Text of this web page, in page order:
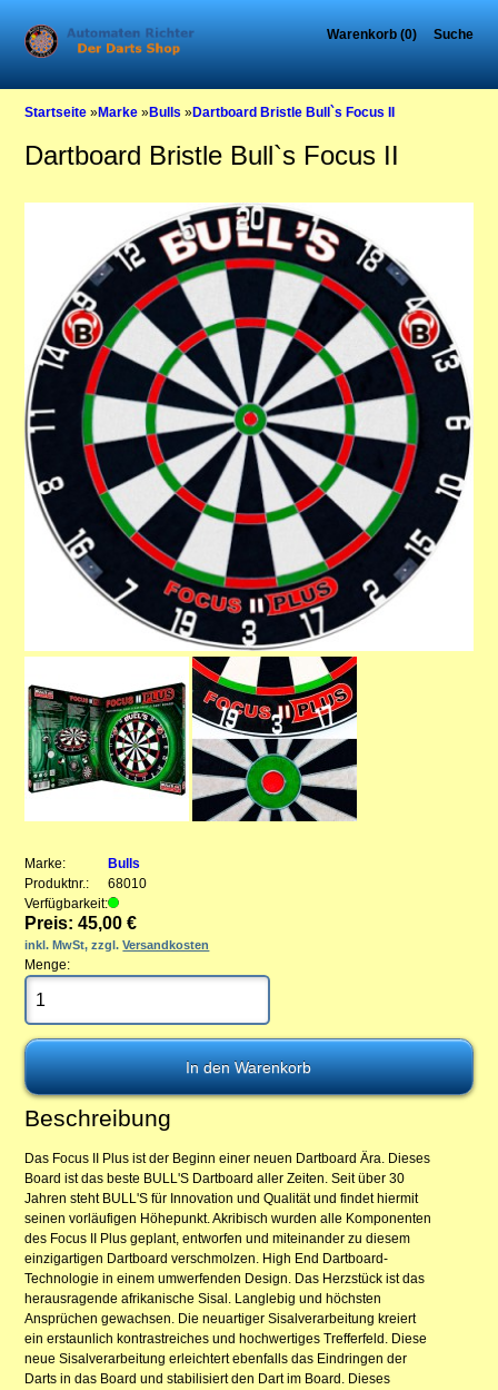
Warenkorb (0) Suche
Startseite »Marke »Bulls »Dartboard Bristle Bull`s Focus II
Dartboard Bristle Bull`s Focus II
Marke:
Bulls
Produktnr.:
68010
Verfügbarkeit:
Preis: 45,00 €
inkl. MwSt, zzgl.Versandkosten
Menge:
Beschreibung
Das Focus II Plus ist der Beginn einer neuen Dartboard Ära. Dieses
Board ist das beste BULL'S Dartboard aller Zeiten. Seit über 30
Jahren steht BULL'S für Innovation und Qualität und findet hiermit
seinen vorläufigen Höhepunkt. Akribisch wurden alle Komponenten
des Focus II Plus geplant, entworfen und miteinander zu diesem
einzigartigen Dartboard verschmolzen. High End Dartboard-
Technologie in einem umwerfenden Design. Das Herzstück ist das
herausragende afrikanische Sisal. Langlebig und höchsten
Ansprüchen gewachsen. Die neuartiger Sisalverarbeitung kreiert
ein erstaunlich kontrastreiches und hochwertiges Trefferfeld. Diese
neue Sisalverarbeitung erleichtert ebenfalls das Eindringen der
Darts in das Board und stabilisiert den Dart im Board. Dieses